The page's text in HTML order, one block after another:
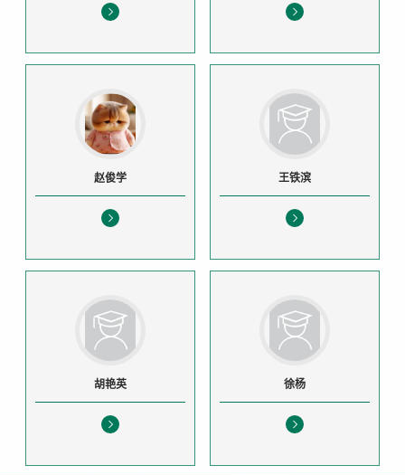
赵俊学 王铁滨
胡艳英 徐杨